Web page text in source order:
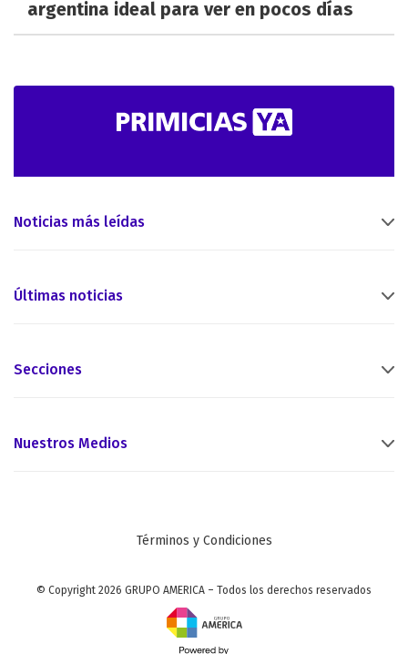
argentina ideal para ver en pocos días
Noticias más leídas
Últimas noticias
Secciones
Nuestros Medios
Términos y Condiciones
© Copyright 2026 GRUPO AMERICA – Todos los derechos reservados